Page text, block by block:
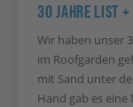
30 Jahre List
Wir haben unser
im Roofgarden
mit Sand unter
Hand gab es eine